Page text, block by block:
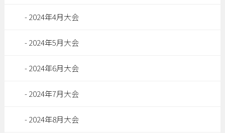
2024年4月大会
2024年5月大会
2024年6月大会
2024年7月大会
2024年8月大会